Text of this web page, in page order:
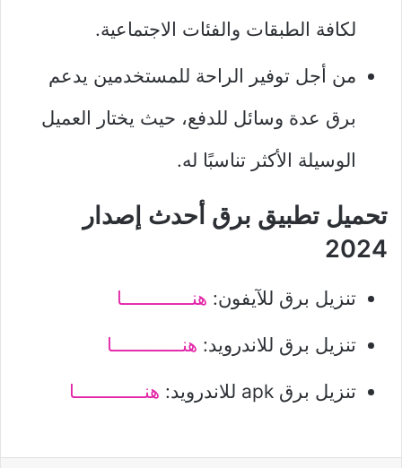
لكافة الطبقات والفئات الاجتماعية.
من أجل توفير الراحة للمستخدمين يدعم
برق عدة وسائل للدفع، حيث يختار العميل
الوسيلة الأكثر تناسبًا له.
تحميل تطبيق برق أحدث إصدار
2024
تنزيل برق للآيفون: هنـــــــــــــا
تنزيل برق للاندرويد: هنـــــــــــــا
تنزيل برق apk للاندرويد: هنـــــــــــــا